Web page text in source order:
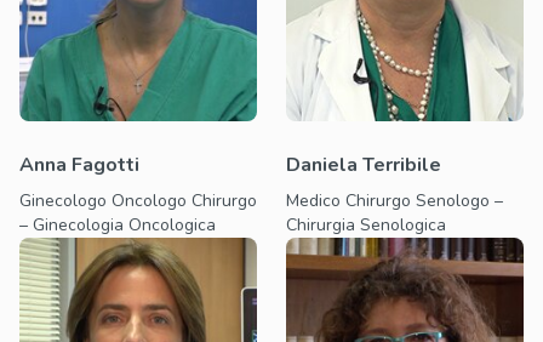
Anna Fagotti
Ginecologo Oncologo Chirurgo
– Ginecologia Oncologica
Daniela Terribile
Medico Chirurgo Senologo –
Chirurgia Senologica